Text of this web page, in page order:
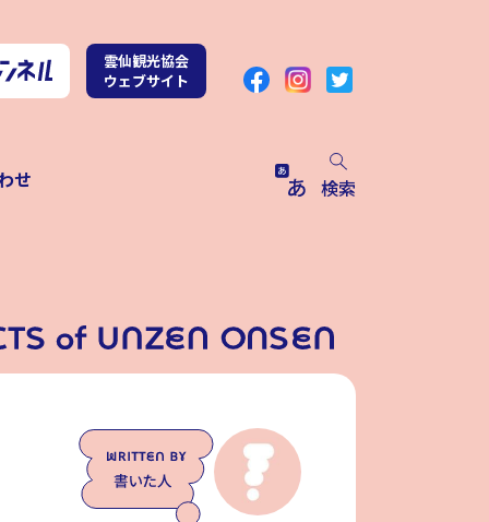
雲仙観光協会
ウェブサイト
せ 検索